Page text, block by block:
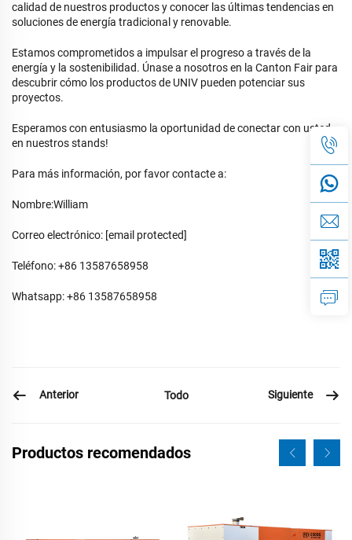
calidad de nuestros productos y conocer las últimas tendencias en
soluciones de energía tradicional y renovable.
Estamos comprometidos a impulsar el progreso a través de la
energía y la sostenibilidad. Únase a nosotros en la Canton Fair para
descubrir cómo los productos de UNIV pueden potenciar sus
proyectos.
Esperamos con entusiasmo la oportunidad de conectar con usted
en nuestros stands!
Para más información, por favor contacte a:
Nombre:William
Correo electrónico: [email protected]
Teléfono: +86 13587658958
Whatsapp: +86 13587658958
Anterior Todo Siguiente
Productos recomendados